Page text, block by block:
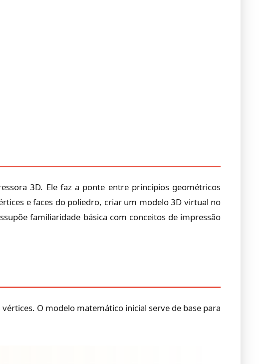
3D. Ele faz a ponte entre princípios geométricos
e faces do poliedro, criar um modelo 3D virtual no
familiaridade básica com conceitos de impressão
O modelo matemático inicial serve de base para